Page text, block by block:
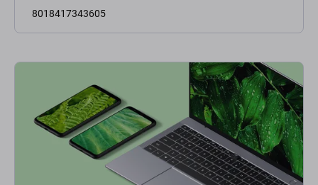
8018417343605